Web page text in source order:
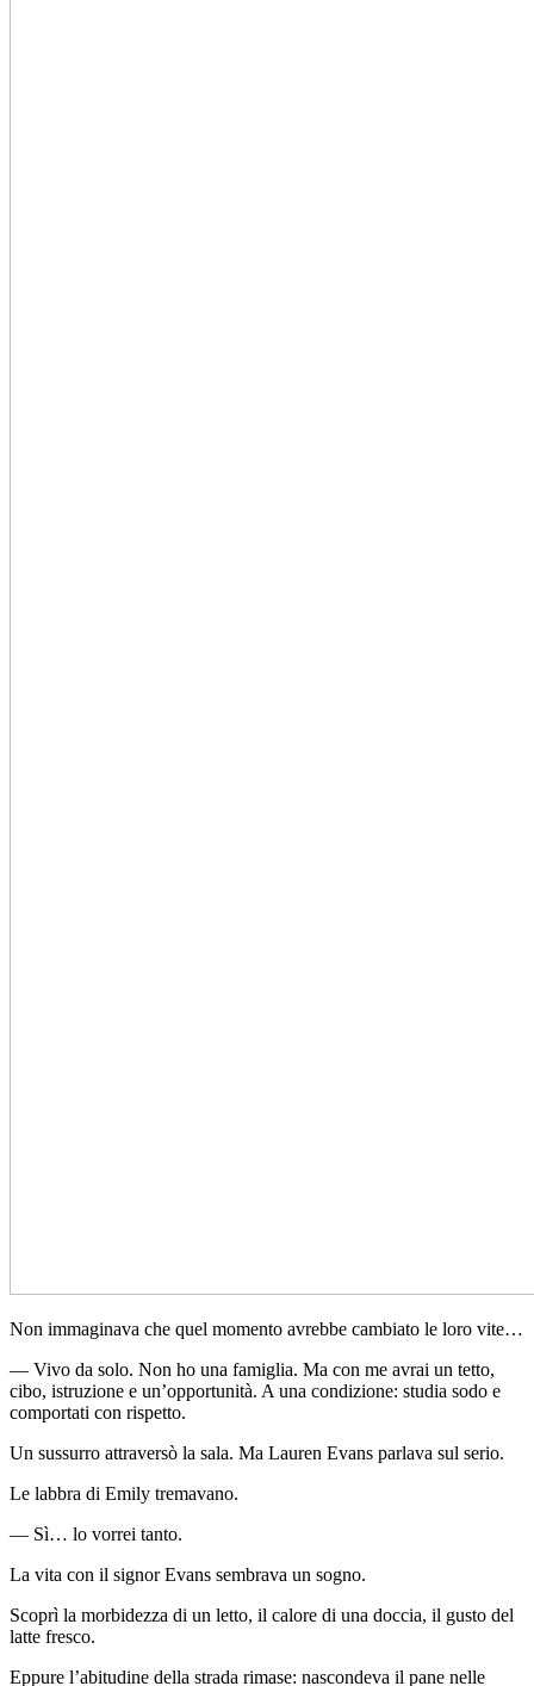
Non immaginava che quel momento avrebbe cambiato le loro vite…
— Vivo da solo. Non ho una famiglia. Ma con me avrai un tetto,
cibo, istruzione e un’opportunità. A una condizione: studia sodo e
comportati con rispetto.
Un sussurro attraversò la sala. Ma Lauren Evans parlava sul serio.
Le labbra di Emily tremavano.
— Sì… lo vorrei tanto.
La vita con il signor Evans sembrava un sogno.
Scoprì la morbidezza di un letto, il calore di una doccia, il gusto del
latte fresco.
Eppure l’abitudine della strada rimase: nascondeva il pane nelle